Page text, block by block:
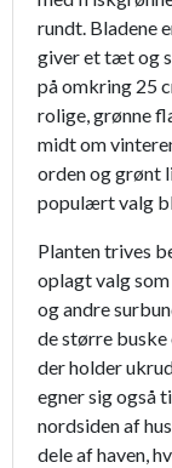
rundt. Bladene
giver et tæt og
på omkring 25
rolige, grønne
midt om
orden og grønt
populært valg
Planten trives
oplagt valg
og andre
de større buske
der holder
egner sig også
nordsiden af
dele af haven,